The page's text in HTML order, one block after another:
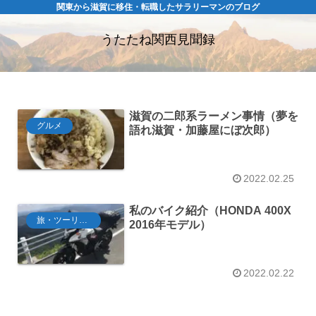
関東から滋賀に移住・転職したサラリーマンのブログ
うたたね関西見聞録
グルメ
滋賀の二郎系ラーメン事情（夢を
語れ滋賀・加藤屋にぼ次郎）
2022.02.25
旅・ツーリング
私のバイク紹介（HONDA 400X
2016年モデル）
2022.02.22